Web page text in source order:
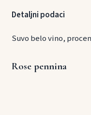
Detaljni podaci
Suvo belo vino,
Rose pennina